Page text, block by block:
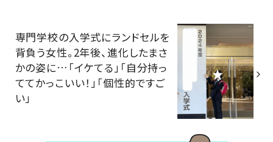
専門学校の入学式にランドセルを
背負う女性。2年後、進化したまさ
かの姿に…「イケてる」「自分持っ
ててかっこいい！」「個性的ですご
い」